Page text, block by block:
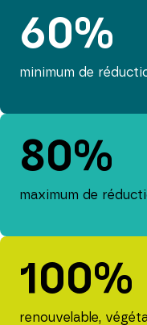
60%
minimum de
80%
maximum de
100%
renouvelable,